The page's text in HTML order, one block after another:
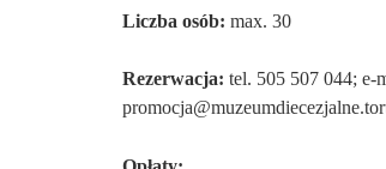
Liczba osób: max. 30
Rezerwacja: tel. 505 507 044; e-